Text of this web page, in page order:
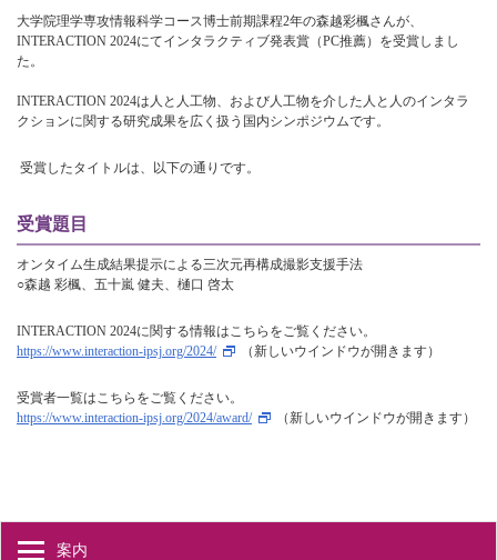
大学院理学専攻情報科学コース博士前期課程2年の森越彩楓さんが、
INTERACTION 2024にてインタラクティブ発表賞（PC推薦）を受賞しまし
た。
INTERACTION 2024は人と人工物、および人工物を介した人と人のインタラ
クションに関する研究成果を広く扱う国内シンポジウムです。
受賞したタイトルは、以下の通りです。
受賞題目
オンタイム生成結果提示による三次元再構成撮影支援手法
○森越 彩楓、五十嵐 健夫、樋口 啓太
INTERACTION 2024に関する情報はこちらをご覧ください。
https://www.interaction-ipsj.org/2024/
（新しいウインドウが開きます）
受賞者一覧はこちらをご覧ください。
https://www.interaction-ipsj.org/2024/award/
（新しいウインドウが開きます）
案内